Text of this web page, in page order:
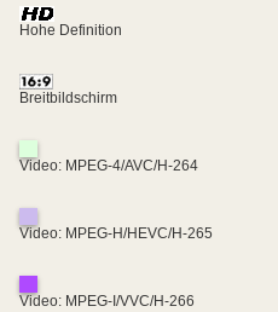
Hohe Definition
Breitbildschirm
Video: MPEG-4/AVC/H-264
Video: MPEG-H/HEVC/H-265
Video: MPEG-I/VVC/H-266